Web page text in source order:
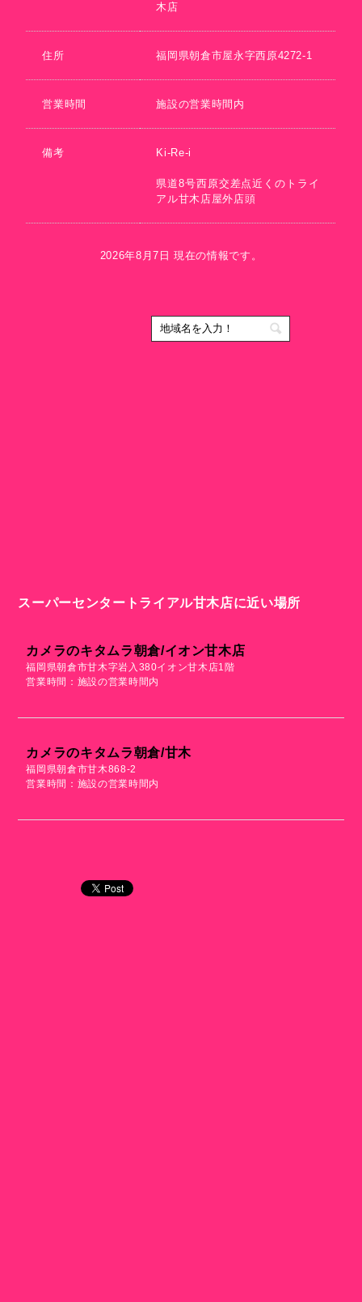
木店
住所 福岡県朝倉市屋永字西原4272-1
営業時間 施設の営業時間内
備考 Ki-Re-i
県道8号西原交差点近くのトライ
アル甘木店屋外店頭
2026年8月7日 現在の情報です。
スーパーセンタートライアル甘木店に近い場所
カメラのキタムラ朝倉/イオン甘木店
福岡県朝倉市甘木字岩入380イオン甘木店1階
営業時間：施設の営業時間内
カメラのキタムラ朝倉/甘木
福岡県朝倉市甘木868-2
営業時間：施設の営業時間内